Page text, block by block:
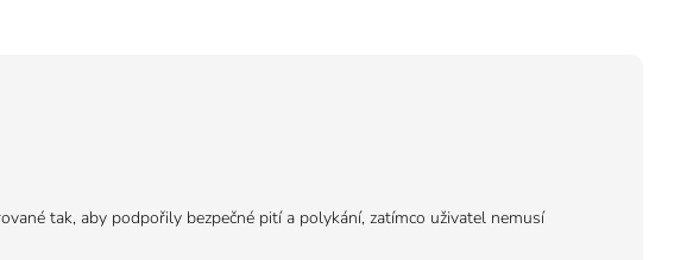
tak, aby podpořily bezpečné pití a polykání, zatímco uživatel nemusí